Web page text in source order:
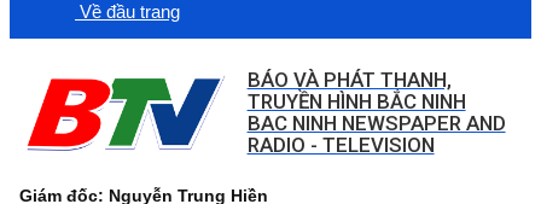
Về đầu trang
BÁO VÀ PHÁT THANH,
TRUYỀN HÌNH BẮC NINH
BAC NINH NEWSPAPER AND
RADIO - TELEVISION
Giám đốc: Nguyễn Trung Hiền